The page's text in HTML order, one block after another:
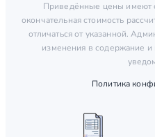
Приведённые цены имеют
окончательная стоимость
отличаться от указанной.
изменения в содержание
Политика